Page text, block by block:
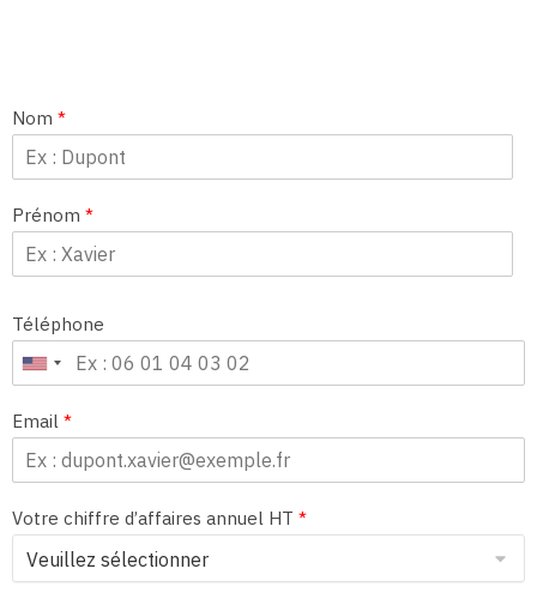
Nom *
Prénom *
Téléphone
Email *
Votre chiffre d’affaires annuel HT *